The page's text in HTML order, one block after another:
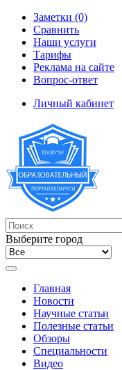
Заметки (0)
Сравнить
Наши услуги
Тарифы
Реклама на сайте
Вопрос-ответ
Личный кабинет
Выберите город
Главная
Новости
Научные статьи
Полезные статьи
Обзоры
Специальности
Видео